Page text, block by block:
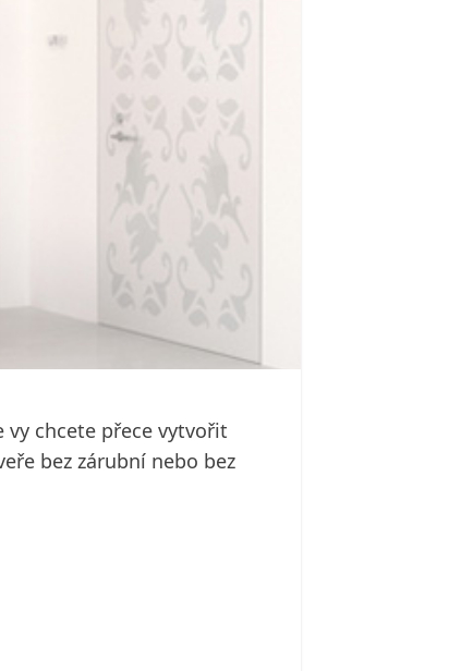
chcete přece vytvořit
bez zárubní nebo bez